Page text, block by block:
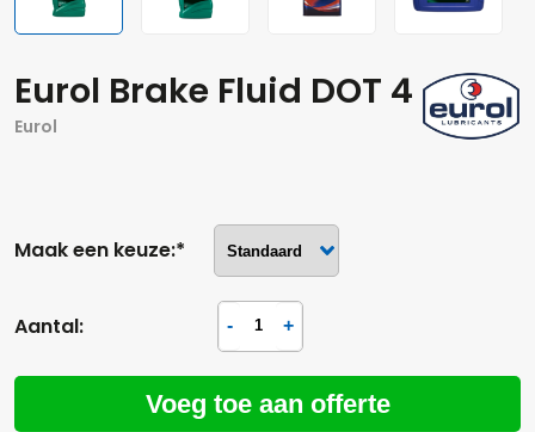
Eurol Brake Fluid DOT 4
Eurol
Maak een keuze:*
Aantal:
Voeg toe aan offerte